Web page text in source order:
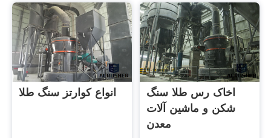
انواع کوارتز سنگ طلا
اخاک رس طلا سنگ
شکن و ماشین آلات
معدن